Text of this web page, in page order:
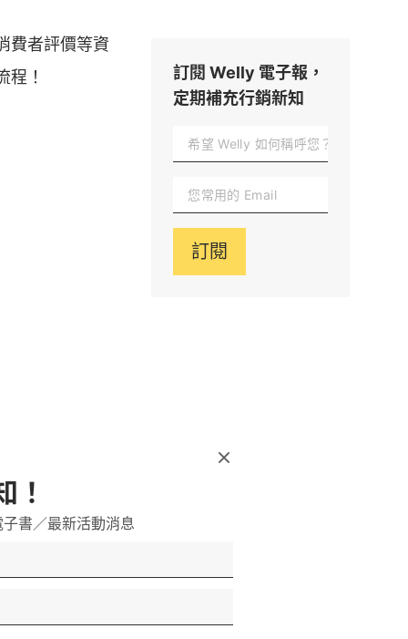
！
書／最新活動消息
費者評價等資
程！
都會為他
牌，也很
訂閱 Welly 電子報，
定期補充行銷新知
訂閱